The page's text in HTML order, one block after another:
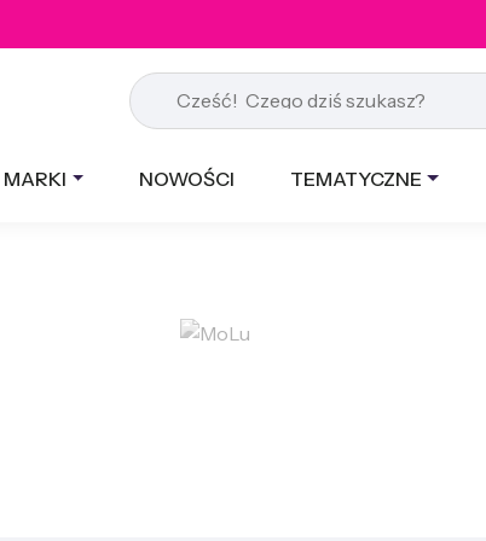
MARKI NOWOŚCI TEMATYCZNE